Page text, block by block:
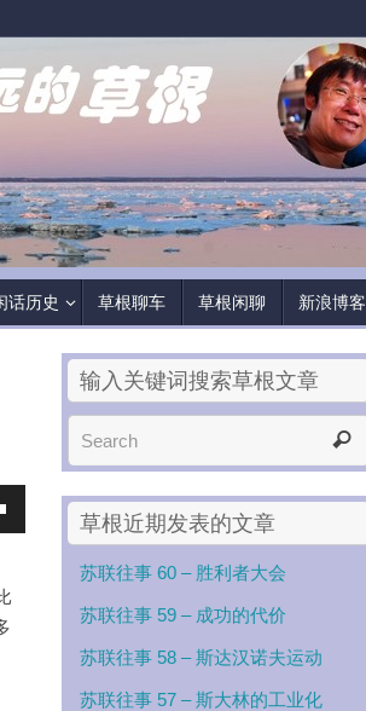
话历史 草根聊车 草根闲聊 新浪博客
输入关键词搜索草根文章
草根近期发表的文章
苏联往事 60 – 胜利者大会
苏联往事 59 – 成功的代价
苏联往事 58 – 斯达汉诺夫运动
苏联往事 57 – 斯大林的工业化